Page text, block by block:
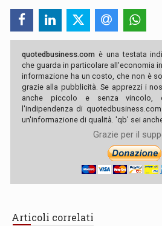
quotedbusiness.com è una testata
che guarda in particolare all'economia
informazione ha un costo, che non è
grazie alla pubblicità. Se apprezzi i
anche piccolo e senza vincolo,
l'indipendenza di
un'informazione di qualità. 'qb' sei
Grazie per il
Articoli correlati